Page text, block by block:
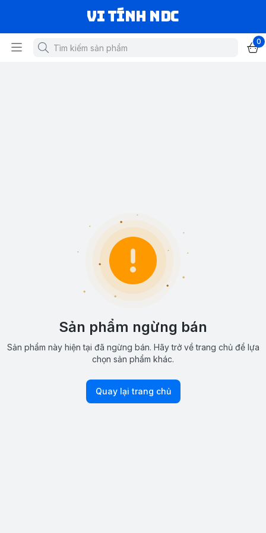
VI TÍNH NDC
0
Sản phẩm ngừng bán
Sản phẩm này hiện tại đã ngừng bán. Hãy trở về trang chủ để lựa
chọn sản phẩm khác.
Quay lại trang chủ